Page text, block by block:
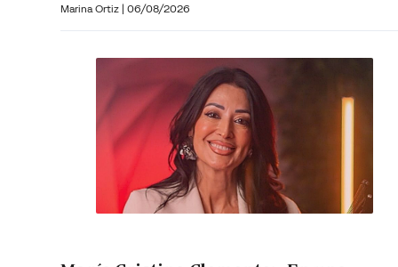
Marina Ortiz | 06/08/2026